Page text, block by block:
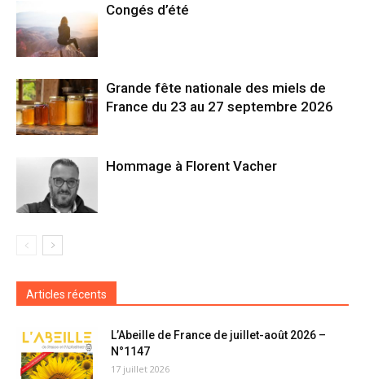
Congés d’été
Grande fête nationale des miels de
France du 23 au 27 septembre 2026
Hommage à Florent Vacher
Articles récents
L’Abeille de France de juillet-août 2026 –
N°1147
17 juillet 2026